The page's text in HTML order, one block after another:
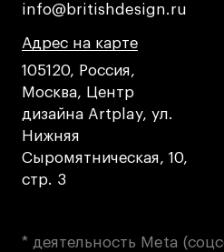
info@britishdesign.ru
info@britishdesign.ru
Адрес на карте
Адрес на карте
Адрес на карте
105120, Россия,
Москва, Центр
дизайна Artplay, ул.
Нижняя
Сыромятническая, 10,
стр. 3
* деятельность Meta